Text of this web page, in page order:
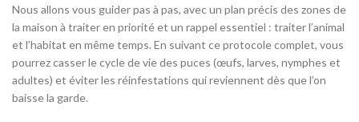
Nous allons vous guider pas à pas, avec un plan précis des zones de
la maison à traiter en priorité et un rappel essentiel : traiter l’animal
et l’habitat en même temps. En suivant ce protocole complet, vous
pourrez casser le cycle de vie des puces (œufs, larves, nymphes et
adultes) et éviter les réinfestations qui reviennent dès que l’on
baisse la garde.